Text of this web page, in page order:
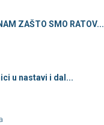
ZAŠTO SMO RATOV...
u nastavi i dal...